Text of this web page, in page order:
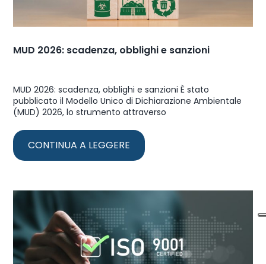
MUD 2026: scadenza, obblighi e sanzioni
MUD 2026: scadenza, obblighi e sanzioni È stato
pubblicato il Modello Unico di Dichiarazione Ambientale
(MUD) 2026, lo strumento attraverso
CONTINUA A LEGGERE